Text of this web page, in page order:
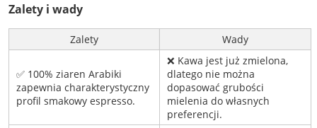
Zalety i wady
Zalety Wady
✅ 100% ziaren Arabiki
zapewnia charakterystyczny
profil smakowy espresso.
❌ Kawa jest już zmielona,
dlatego nie można
dopasować grubości
mielenia do własnych
preferencji.